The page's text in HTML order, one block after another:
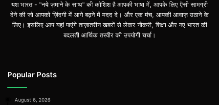
यश भारत - "नये ज़माने के साथ" की कोशिश है आपकी भाषा में, आपके लिए ऎसी सामग्री
देने की जो आपको ज़िंदगी में आगे बढ़ने में मदद दे। और एक मंच, आपकी आवाज़ उठाने के
लिए। इसलिए आप यहां पाएंगे ताज़ातरीन खबरों से लेकर नौकरी, शिक्षा और नए भारत की
बदलती आर्थिक तस्वीर की उपयोगी चर्चा।
Popular Posts
August 6, 2026